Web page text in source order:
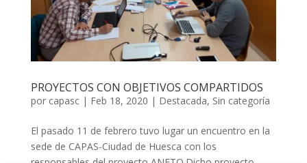
PROYECTOS CON OBJETIVOS COMPARTIDOS
por capasc| Feb 18, 2020 | Destacada, Sin categoría
El pasado 11 de febrero tuvo lugar un encuentro en la
sede de CAPAS-Ciudad de Huesca con los